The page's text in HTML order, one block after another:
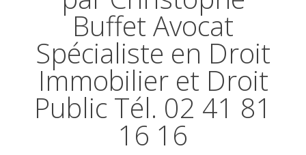
Buffet Avocat
Spécialiste en Droit
Immobilier et Droit
Public Tél. 02 41 81
16 16